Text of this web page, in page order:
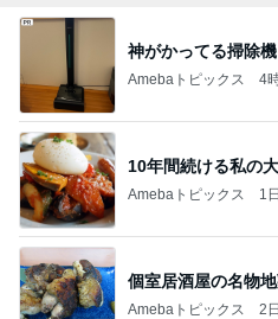
神がかってる掃除機
Amebaトピックス 4
10年間続ける私の
Amebaトピックス 1
個室居酒屋の名物
Amebaトピックス 2